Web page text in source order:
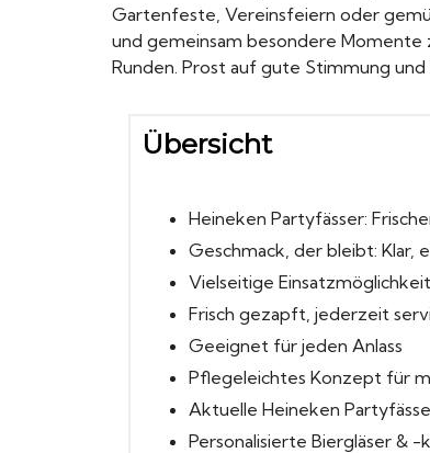
Gartenfeste, Vereinsfeiern oder
und gemeinsam besondere
Runden. Prost auf gute Stimmung
Übersicht
Heineken Partyfässer:
Geschmack, der bleibt: Klar,
Vielseitige
Frisch gezapft, jederzeit
Geeignet für jeden Anlass
Pflegeleichtes Konzept für
Aktuelle Heineken
Personalisierte Biergläser & -